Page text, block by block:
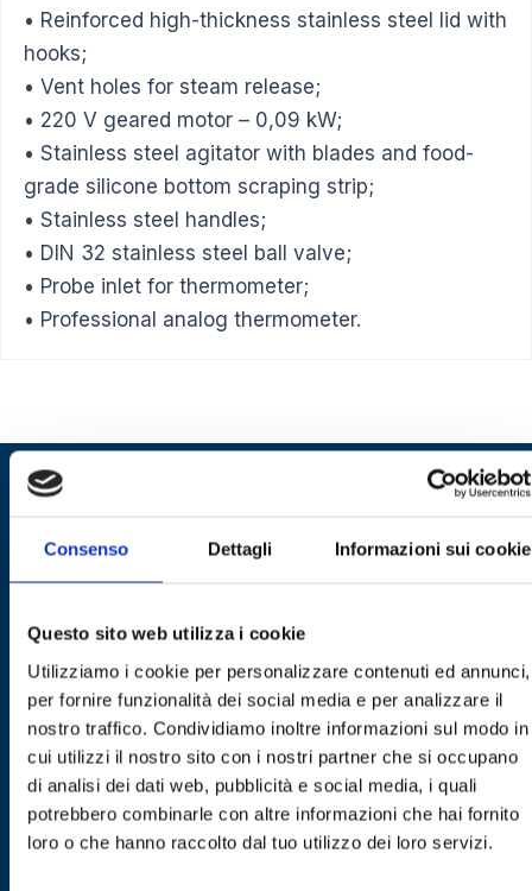
Consenso Dettagli Informazioni sui cookie
Questo sito web utilizza i cookie
Utilizziamo i cookie per personalizzare contenuti ed annunci,
per fornire funzionalità dei social media e per analizzare il
nostro traffico. Condividiamo inoltre informazioni sul modo in
cui utilizzi il nostro sito con i nostri partner che si occupano
di analisi dei dati web, pubblicità e social media, i quali
potrebbero combinarle con altre informazioni che hai fornito
loro o che hanno raccolto dal tuo utilizzo dei loro servizi.
• Reinforced high-thickness stainless steel lid with
hooks;
• Vent holes for steam release;
• 220 V geared motor – 0,09 kW;
• Stainless steel agitator with blades and food-
grade silicone bottom scraping strip;
• Stainless steel handles;
• DIN 32 stainless steel ball valve;
• Probe inlet for thermometer;
• Professional analog thermometer.
REQUEST A QUOTE OR INFORMATION
FILL OUT THE FORM TO:
– Receive a free quote;
– Specialist advice;
Nome
Cognome
Email